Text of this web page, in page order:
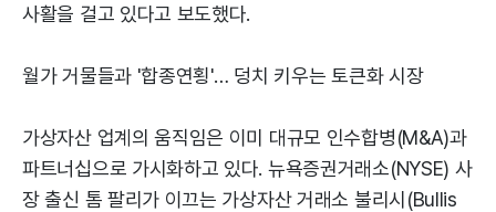
사활을 걸고 있다고 보도했다.
월가 거물들과 '합종연횡'… 덩치 키우는 토큰화 시장
가상자산 업계의 움직임은 이미 대규모 인수합병(M&A)과
파트너십으로 가시화하고 있다. 뉴욕증권거래소(NYSE) 사
장 출신 톰 팔리가 이끄는 가상자산 거래소 불리시(Bullis